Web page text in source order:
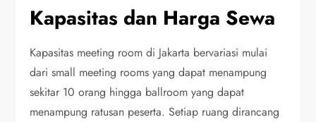
Kapasitas dan Harga Sewa
Kapasitas meeting room di Jakarta bervariasi mulai
dari small meeting rooms yang dapat menampung
sekitar 10 orang hingga ballroom yang dapat
menampung ratusan peserta. Setiap ruang dirancang